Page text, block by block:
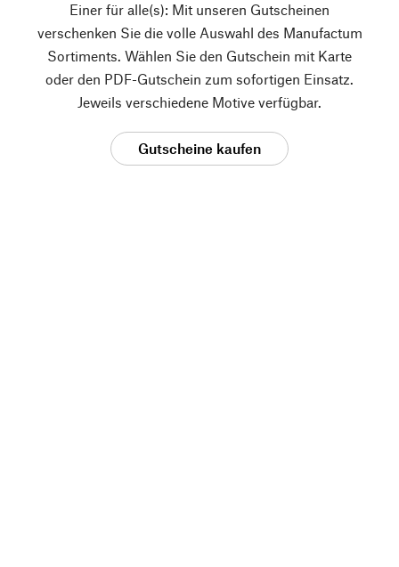
Einer für alle(s): Mit unseren Gutscheinen
verschenken Sie die volle Auswahl des Manufactum
Sortiments. Wählen Sie den Gutschein mit Karte
oder den PDF-Gutschein zum sofortigen Einsatz.
Jeweils verschiedene Motive verfügbar.
Gutscheine kaufen